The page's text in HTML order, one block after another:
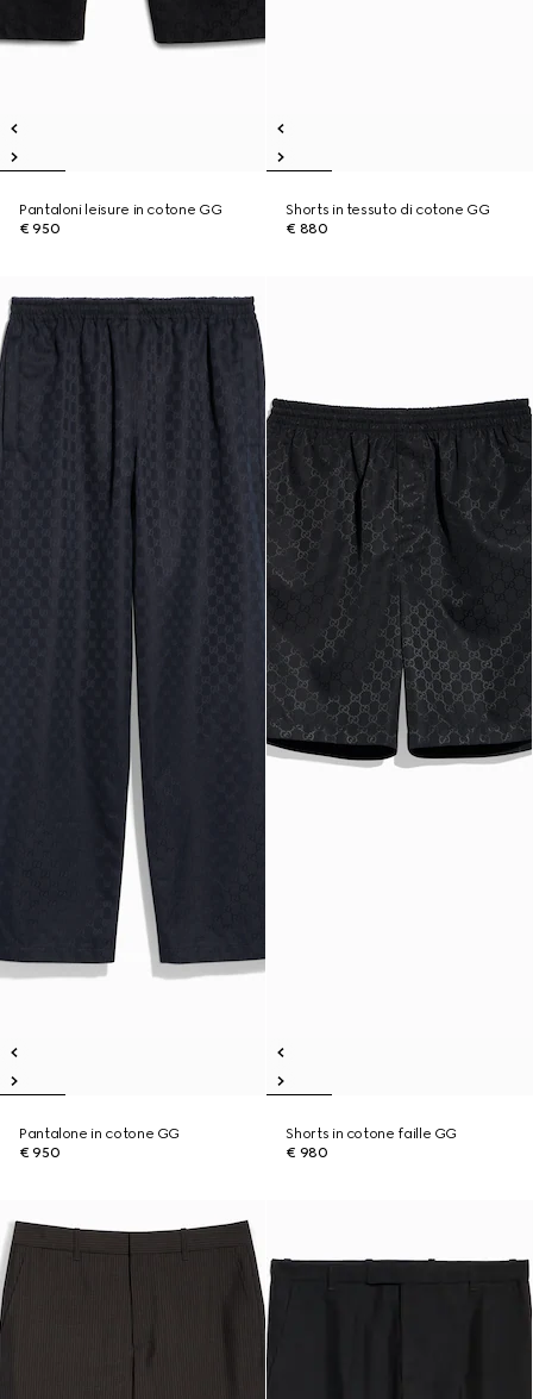
Pantaloni leisure in cotone GG
€ 950
Shorts in tessuto di cotone GG
€ 880
Pantalone in cotone GG
€ 950
Shorts in cotone faille GG
€ 980